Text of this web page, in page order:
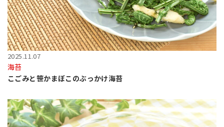
2025.11.07
海苔
こごみと笹かまぼこのぶっかけ海苔